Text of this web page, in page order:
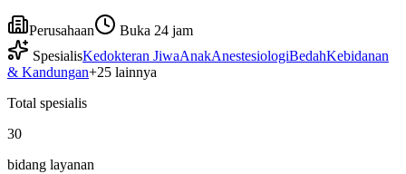
Perusahaan
Buka 24 jam
SpesialisKedokteran JiwaAnakAnestesiologiBedahKebidanan
& Kandungan+25 lainnya
Total spesialis
30
bidang layanan